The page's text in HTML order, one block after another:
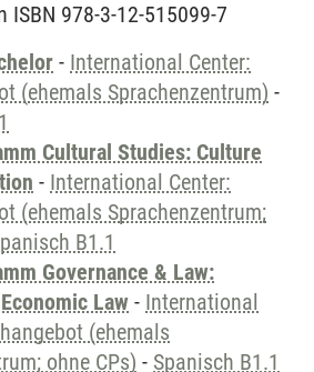
ISBN 978-3-12-515099-7
- International Center:
(ehemals Sprachenzentrum) -
Cultural Studies: Culture
- International Center:
(ehemals Sprachenzentrum;
B1.1
Governance & Law:
Law - International
(ehemals
ohne CPs) - Spanisch B1.1